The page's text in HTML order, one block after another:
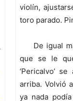
violín,
toro parado.
De igual
que se le
‘Pericalvo’
arriba. Volvió
ya nada